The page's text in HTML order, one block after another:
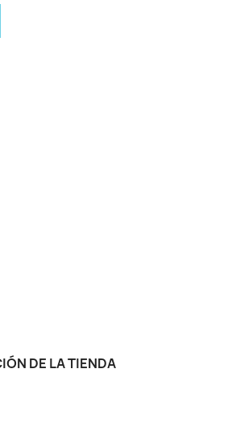
DE LA TIENDA